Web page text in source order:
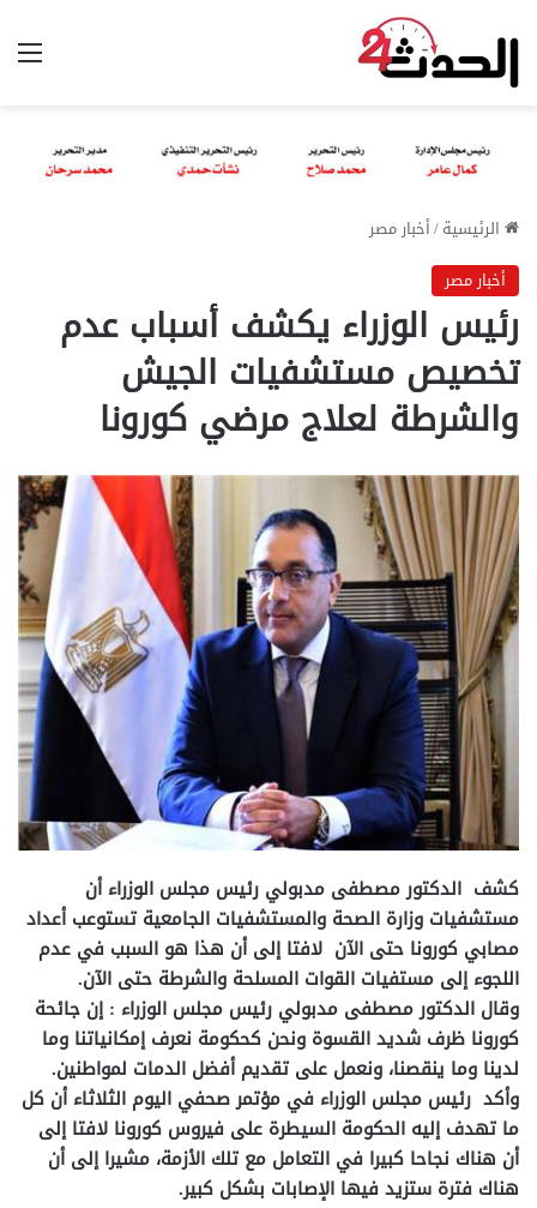
الرئيسية/أخبار مصر
أخبار مصر
رئيس الوزراء يكشف أسباب عدم
تخصيص مستشفيات الجيش
والشرطة لعلاج مرضي كورونا
كشف الدكتور مصطفى مدبولي رئيس مجلس الوزراء أن
مستشفيات وزارة الصحة والمستشفيات الجامعية تستوعب أعداد
مصابي كورونا حتى الآن لافتا إلى أن هذا هو السبب في عدم
اللجوء إلى مستفيات القوات المسلحة والشرطة حتى الآن.
وقال الدكتور مصطفى مدبولي رئيس مجلس الوزراء : إن جائحة
كورونا ظرف شديد القسوة ونحن كحكومة نعرف إمكانياتنا وما
لدينا وما ينقصنا، ونعمل على تقديم أفضل الدمات لمواطنين.
وأكد رئيس مجلس الوزراء في مؤتمر صحفي اليوم الثلاثاء أن كل
ما تهدف إليه الحكومة السيطرة على فيروس كورونا لافتا إلى
أن هناك نجاحا كبيرا في التعامل مع تلك الأزمة، مشيرا إلى أن
هناك فترة ستزيد فيها الإصابات بشكل كبير.